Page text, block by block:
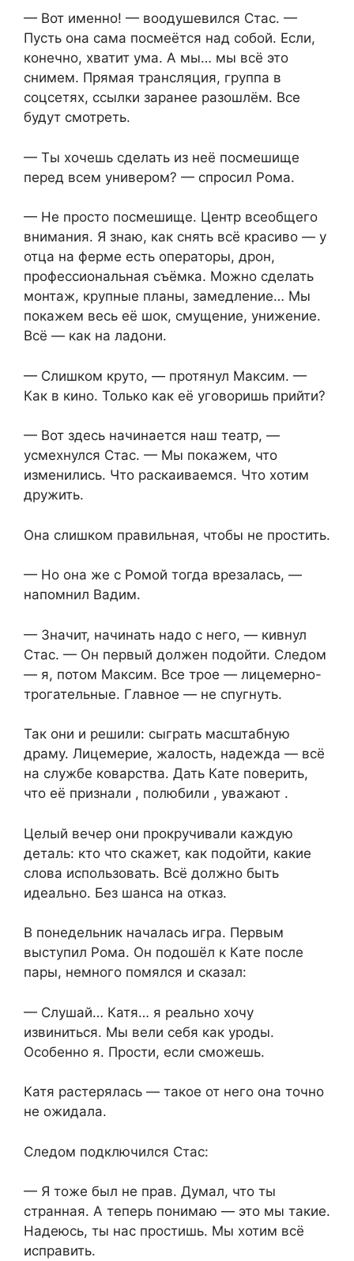
— Вот именно! — воодушевился Стас. —
Пусть она сама посмеётся над собой. Если,
конечно, хватит ума. А мы… мы всё это
снимем. Прямая трансляция, группа в
соцсетях, ссылки заранее разошлём. Все
будут смотреть.
— Ты хочешь сделать из неё посмешище
перед всем универом? — спросил Рома.
— Не просто посмешище. Центр всеобщего
внимания. Я знаю, как снять всё красиво — у
отца на ферме есть операторы, дрон,
профессиональная съёмка. Можно сделать
монтаж, крупные планы, замедление… Мы
покажем весь её шок, смущение, унижение.
Всё — как на ладони.
— Слишком круто, — протянул Максим. —
Как в кино. Только как её уговоришь прийти?
— Вот здесь начинается наш театр, —
усмехнулся Стас. — Мы покажем, что
изменились. Что раскаиваемся. Что хотим
дружить.
Она слишком правильная, чтобы не простить.
— Но она же с Ромой тогда врезалась, —
напомнил Вадим.
— Значит, начинать надо с него, — кивнул
Стас. — Он первый должен подойти. Следом
— я, потом Максим. Все трое — лицемерно-
трогательные. Главное — не спугнуть.
Так они и решили: сыграть масштабную
драму. Лицемерие, жалость, надежда — всё
на службе коварства. Дать Кате поверить,
что её признали , полюбили , уважают .
Целый вечер они прокручивали каждую
деталь: кто что скажет, как подойти, какие
слова использовать. Всё должно быть
идеально. Без шанса на отказ.
В понедельник началась игра. Первым
выступил Рома. Он подошёл к Кате после
пары, немного помялся и сказал:
— Слушай… Катя… я реально хочу
извиниться. Мы вели себя как уроды.
Особенно я. Прости, если сможешь.
Катя растерялась — такое от него она точно
не ожидала.
Следом подключился Стас:
— Я тоже был не прав. Думал, что ты
странная. А теперь понимаю — это мы такие.
Надеюсь, ты нас простишь. Мы хотим всё
исправить.